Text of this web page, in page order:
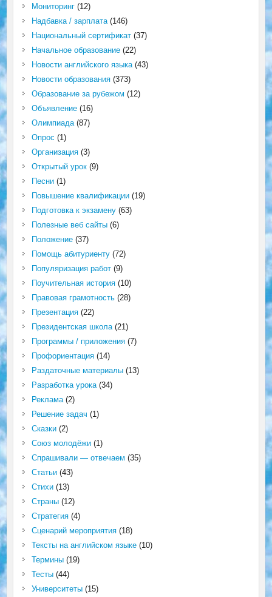
Мониторинг(12)
Надбавка / зарплата(146)
Национальный сертификат(37)
Начальное образование(22)
Новости английского языка(43)
Новости образования(373)
Образование за рубежом (12)
Объявление(16)
Олимпиада(87)
Опрос (1)
Организация(3)
Открытый урок(9)
Песни(1)
Повышение квалификации(19)
Подготовка к экзамену(63)
Полезные веб сайты(6)
Положение(37)
Помощь абитуриенту(72)
Популяризация работ(9)
Поучительная история(10)
Правовая грамотность(28)
Презентация(22)
Президентская школа(21)
Программы / приложения(7)
Профориентация(14)
Раздаточные материалы(13)
Разработка урока(34)
Реклама(2)
Решение задач (1)
Сказки(2)
Союз молодёжи(1)
Спрашивали — отвечаем (35)
Статьи(43)
Стихи(13)
Страны(12)
Стратегия(4)
Сценарий мероприятия(18)
Тексты на английском языке(10)
Термины(19)
Тесты(44)
Университеты(15)